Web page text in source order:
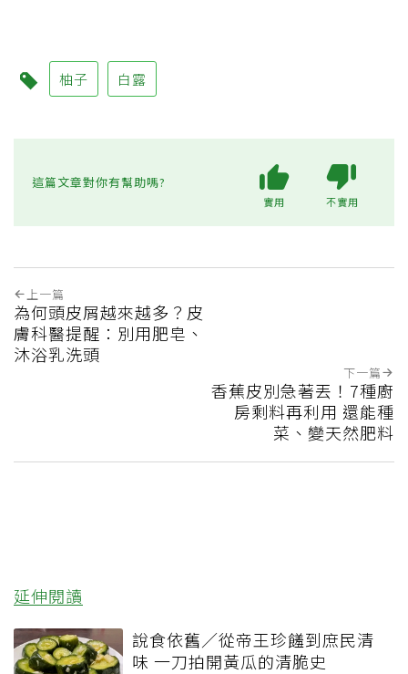
柚子 白露
這篇文章對你有幫助嗎?
實用 不實用
上一篇
為何頭皮屑越來越多？皮
膚科醫提醒：別用肥皂、
沐浴乳洗頭
下一篇
香蕉皮別急著丟！7種廚
房剩料再利用 還能種
菜、變天然肥料
延伸閱讀
說食依舊／從帝王珍饈到庶民清
味 一刀拍開黃瓜的清脆史